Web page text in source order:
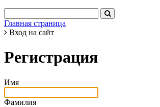
Главная страница
Вход на сайт
Регистрация
Имя
Фамилия